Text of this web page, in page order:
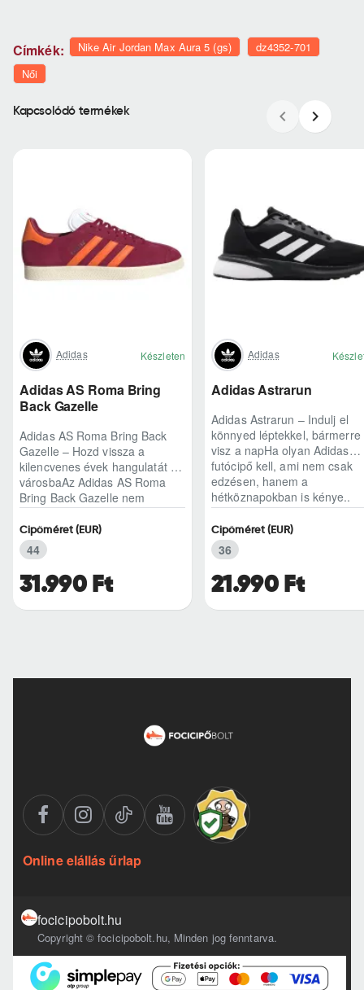
Címkék: Nike Air Jordan Max Aura 5 (gs)
dz4352-701
Női
Kapcsolódó termékek
Adidas Készleten
Adidas AS Roma Bring
Back Gazelle
Adidas AS Roma Bring Back
Gazelle – Hozd vissza a
kilencvenes évek hangulatát a
városbaAz Adidas AS Roma
Bring Back Gazelle nem
egyszerű sneaker, hane..
31.990 Ft
Cipőméret (EUR)
44
Adidas
Adidas Astrarun
Adidas Astrarun – Indulj el
könnyed léptekkel, bármerre
visz a napHa olyan Adidas
futócipő kell, ami nem csak
edzésen, hanem a
hétköznapokban is kénye..
21.990 Ft
Cipőméret (EUR)
36
Online elállás űrlap
focicipobolt.hu
Copyright © focicipobolt.hu, Minden jog fenntarva.